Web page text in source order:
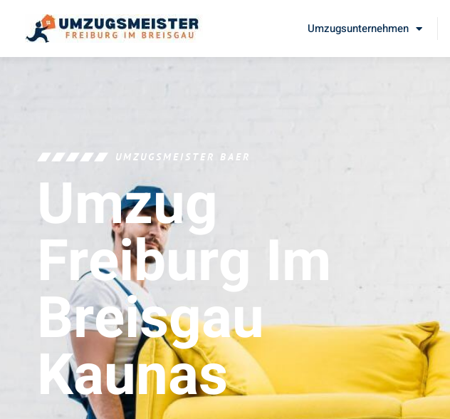
Umzugsunternehmen
UMZUGSMEISTER BAER
Umzug
Freiburg Im
Breisgau
Kaunas